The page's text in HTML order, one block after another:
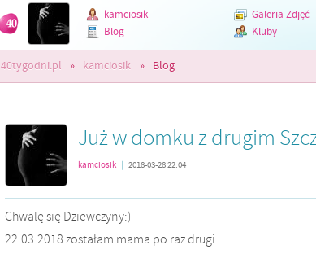
kamciosik Galeria Zdjęć
Blog
Kluby
40tygodni.pl » kamciosik » Blog
Już w domku z drugim
kamciosik | 2018-03-28 22:04
Chwalę się Dziewczyny:)
22.03.2018 zostałam mama po raz drugi.